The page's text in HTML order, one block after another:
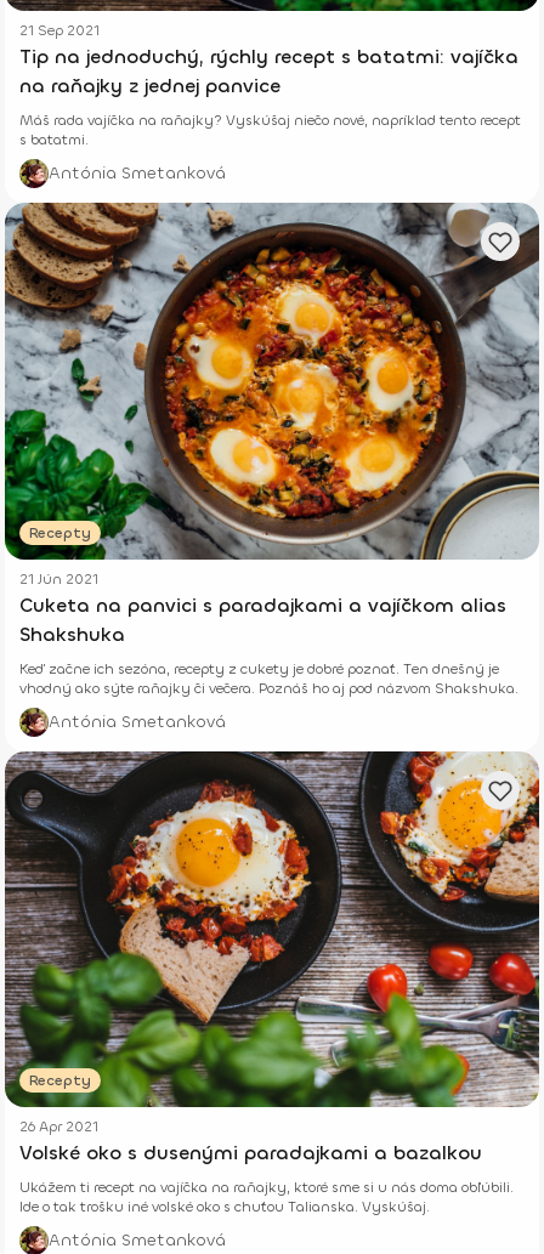
21 Sep 2021
Tip na jednoduchý, rýchly recept s batatmi: vajíčka
na raňajky z jednej panvice
Máš rada vajíčka na raňajky? Vyskúšaj niečo nové, napríklad tento recept
s batatmi.
Antónia Smetanková
Recepty
21 Jún 2021
Cuketa na panvici s paradajkami a vajíčkom alias
Shakshuka
Keď začne ich sezóna, recepty z cukety je dobré poznať. Ten dnešný je
vhodný ako sýte raňajky či večera. Poznáš ho aj pod názvom Shakshuka.
Antónia Smetanková
Recepty
26 Apr 2021
Volské oko s dusenými paradajkami a bazalkou
Ukážem ti recept na vajíčka na raňajky, ktoré sme si u nás doma obľúbili.
Ide o tak trošku iné volské oko s chuťou Talianska. Vyskúšaj.
Antónia Smetanková